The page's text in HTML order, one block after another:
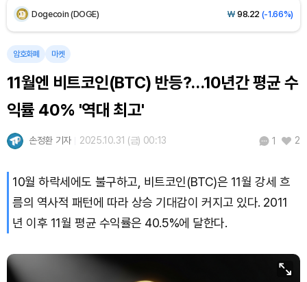
Dogecoin (DOGE) ₩ 98.22 (-1.66%)
Bitcoin (BTC)
암호화폐 마켓
11월엔 비트코인(BTC) 반등?…10년간 평균 수
익률 40% '역대 최고'
손정환 기자 2025.10.31 (금) 00:13 1 2
10월 하락세에도 불구하고, 비트코인(BTC)은 11월 강세 흐
름의 역사적 패턴에 따라 상승 기대감이 커지고 있다. 2011
년 이후 11월 평균 수익률은 40.5%에 달한다.